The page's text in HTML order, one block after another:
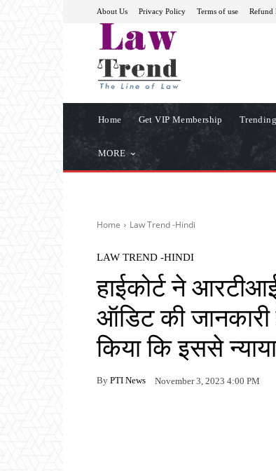
About Us Privacy Policy Terms of use Refund
Home Get VIP Membership
MORE
Home Law Trend -Hindi
LAW TREND -HINDI
हाईकोर्ट ने
ऑडिट की
किया कि इससे
By PTI News November 3, 2023 4:00 PM